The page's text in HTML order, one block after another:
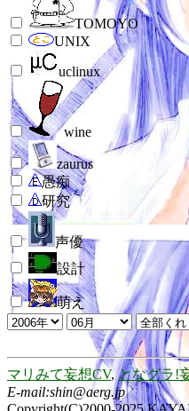
TOMOYO
UNIX
uclinux
wine
zaurus
愚痴
研究
声優
設計
萌え
マリみて妄想CV,となグラ!
E-mail:shin@aerg.jp